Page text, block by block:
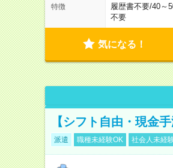
特徴 履歴書不要/40～
不要
気になる！
【シフト自由・現金
派遣 職種未経験OK 社会人未経